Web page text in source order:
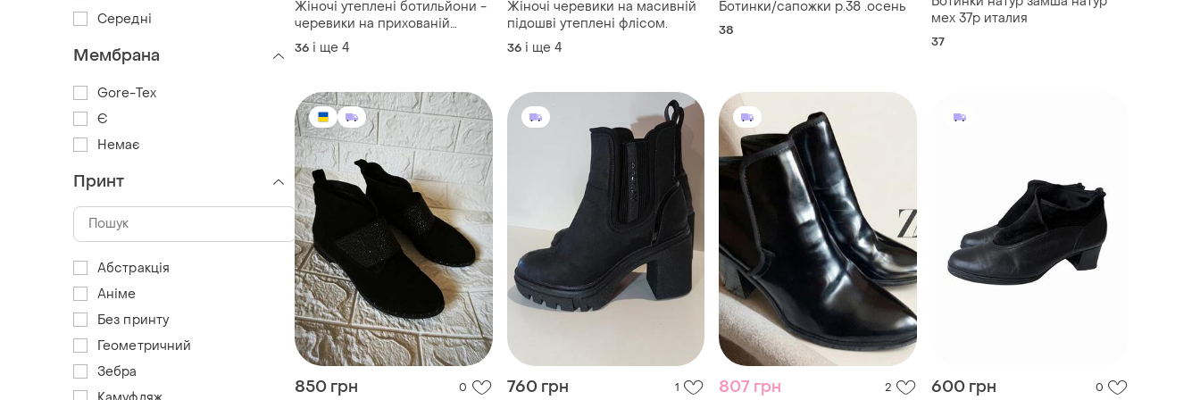
Жіночі утеплені ботильйони -
черевики на прихованій
танкетці та замку.
36 і ще 4
Жіночі черевики на масивній
підошві утеплені флісом.
36 і ще 4
Ботинки/сапожки р.38 .осень
38
мех 37р италия
37
850 грн 0 760 грн 1 807 грн 2 600 грн 0
Середні
Мембрана
Gore-Tex
Є
Немає
Принт
Абстракція
Аніме
Без принту
Геометричний
Зебра